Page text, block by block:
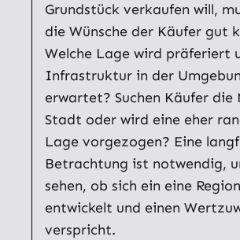
Grundstück verkaufen will,
die Wünsche der Käufer gut
Welche Lage wird präferiert
Infrastruktur in der
erwartet? Suchen Käufer die
Stadt oder wird eine eher
Lage vorgezogen? Eine
Betrachtung ist notwendig,
sehen, ob sich ein eine
entwickelt und einen
verspricht.